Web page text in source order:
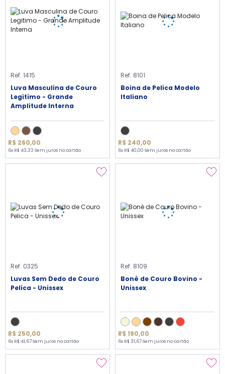
Ref. 1415
Luva Masculina de Couro
Legitimo - Grande
Amplitude Interna
R$ 260,00
6x R$ 43,33 Sem juros no cartão
Ref. 8101
Boina de Pelica Modelo
Italiano
R$ 240,00
6x R$ 40,00 Sem juros no cartão
Ref. 0325
Luvas Sem Dedo de Couro
Pelica - Unissex
R$ 250,00
6x R$ 41,67 Sem juros no cartão
Ref. 8109
Boné de Couro Bovino -
Unissex
R$ 190,00
6x R$ 31,67 Sem juros no cartão